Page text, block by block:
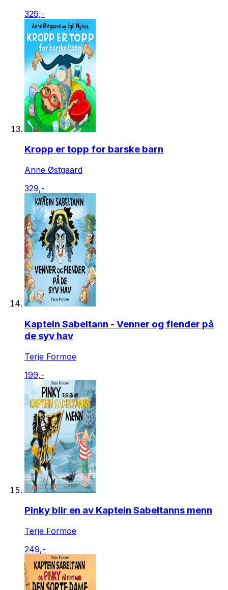
329,-
Kropp er topp for barske barn
Anne Østgaard
329,-
Kaptein Sabeltann - Venner og fiender på
de syv hav
Terje Formoe
199,-
Pinky blir en av Kaptein Sabeltanns menn
Terje Formoe
249,-